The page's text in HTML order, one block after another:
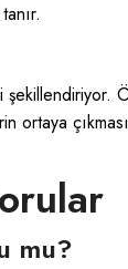
şekillendiriyor.
mu?